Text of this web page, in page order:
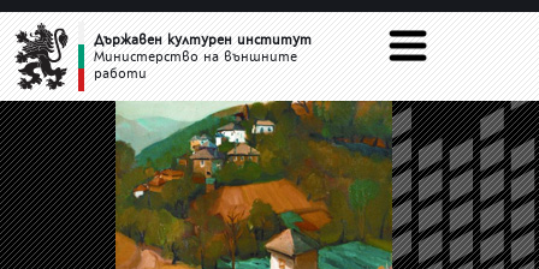
ГАЛЕРИЯ МИСИЯТА
Държавен културен институт
Министерство на външните
работи